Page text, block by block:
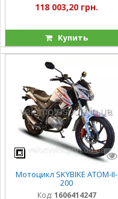
118 003,20 грн.
Купить
Мотоцикл SKYBIKE ATOM-II-
200
Код: 1606414247